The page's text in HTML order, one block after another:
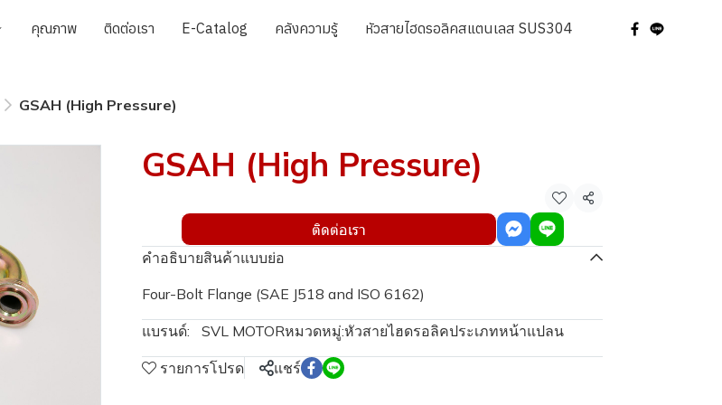
คุณภาพ ติดต่อเรา E-Catalog คลังความรู้ หัวสายไฮดรอลิคสแตนเลส SUS304
GSAH (High Pressure)
GSAH (High Pressure)
แชร์
ติดต่อเรา
คำอธิบายสินค้าแบบย่อ
Four-Bolt Flange (SAE J518 and ISO 6162)
แบรนด์: SVL MOTORหมวดหมู่:หัวสายไฮดรอลิคประเภทหน้าแปลน
รายการโปรด แชร์